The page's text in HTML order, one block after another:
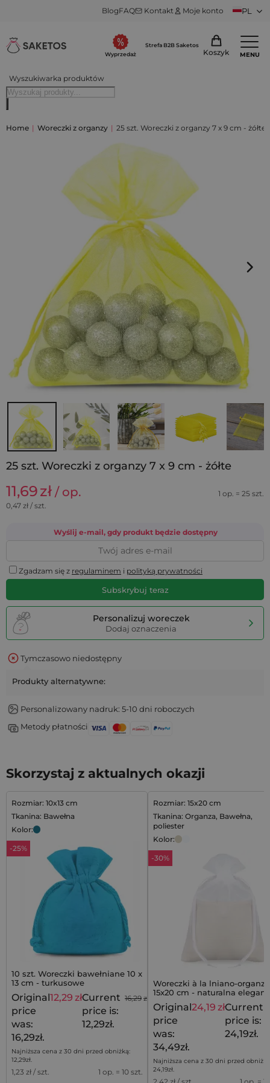
BlogFAQ Kontakt Moje konto PL
Wyszukiwarka produktów
Wyprzedaż
Strefa B2B Saketos
Koszyk MENU
Home | Woreczki z organzy | 25 szt. Woreczki z organzy 7 x 9 cm - żółte
25 szt. Woreczki z organzy 7 x 9 cm - żółte
11,69zł / op.
1 op. = 25 szt.
0,47 zł / szt.
Wyślij e-mail, gdy produkt będzie dostępny
Zgadzam się z regulaminem i polityką prywatności
Subskrybuj teraz
Personalizuj woreczek
Dodaj oznaczenia
Tymczasowo niedostępny
Produkty alternatywne:
Personalizowany nadruk: 5-10 dni roboczych
Metody płatności
Skorzystaj z aktualnych okazji
Rozmiar: 10x13 cm
Tkanina: Bawełna
Kolor:
-25%
10 szt. Woreczki bawełniane 10 x
13 cm - turkusowe
16,29 zł
Original
price
was:
16,29zł.
12,29 złCurrent
price is:
12,29zł.
Najniższa cena z 30 dni przed obniżką:
12,29zł.
1,23 zł / szt. 1 op. = 10 szt.
Rozmiar: 15x20 cm
Tkanina: Organza, Bawełna,
poliester
Kolor:
-30%
Woreczki à la lniano-
15x20 cm - naturalna
delikatnej formie
Original
price
was:
34,49zł.
24,19 złCurrent
price is:
24,19zł.
Najniższa cena z 30 dni przed
24,19zł.